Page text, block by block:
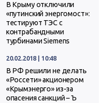
В Крыму отключили
«путинский энергомост»:
тестируют ТЭС с
контрабандными
турбинами Siemens
20.02.2018 | 10:48
В РФ решили не делать
«Россети» акционером
«Крымэнерго» из-за
опасения санкций – Ъ